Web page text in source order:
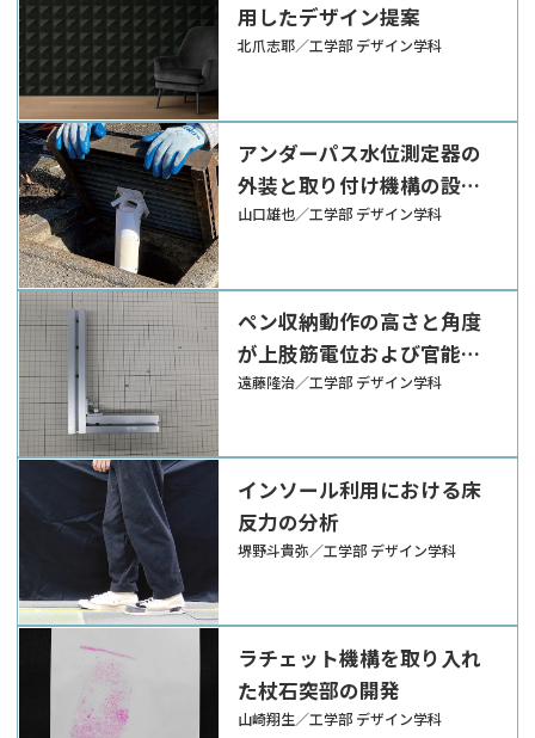
用したデザイン提案
北爪志耶／工学部 デザイン学科
アンダーパス水位測定器の
外装と取り付け機構の設計
提案
山口雄也／工学部 デザイン学科
ペン収納動作の高さと角度
が上肢筋電位および官能評
価に与える影響分析
遠藤隆治／工学部 デザイン学科
インソール利用における床
反力の分析
堺野斗貴弥／工学部 デザイン学科
ラチェット機構を取り入れ
た杖石突部の開発
山崎翔生／工学部 デザイン学科